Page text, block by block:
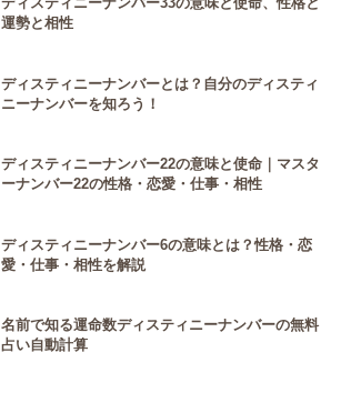
運勢と相性
ディスティニーナンバーとは？自分のディスティ
ニーナンバーを知ろう！
ディスティニーナンバー22の意味と使命｜マスタ
ーナンバー22の性格・恋愛・仕事・相性
ディスティニーナンバー6の意味とは？性格・恋
愛・仕事・相性を解説
名前で知る運命数ディスティニーナンバーの無料
占い自動計算